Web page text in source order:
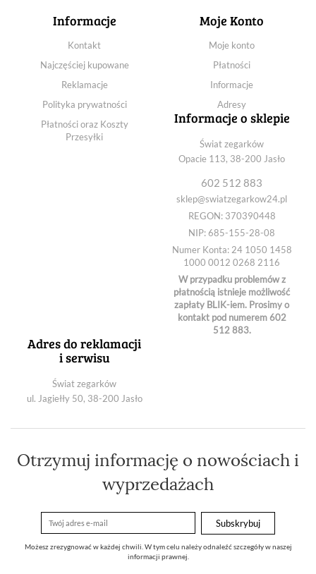
Informacje
Kontakt
Najczęściej kupowane
Reklamacje
Polityka prywatności
Płatności oraz Koszty
Przesyłki
Moje Konto
Moje konto
Płatności
Informacje
Adresy
Informacje o sklepie
Świat zegarków
Opacie 113, 38-200 Jasło
602 512 883
sklep@swiatzegarkow24.pl
REGON: 370390448
NIP: 685-155-28-08
Numer Konta: 24 1050 1458
1000 0012 0268 2116
W przypadku problemów z
płatnością istnieje możliwość
zapłaty BLIK-iem. Prosimy o
kontakt pod numerem 602
512 883.
Adres do reklamacji
i serwisu
Świat zegarków
ul. Jagiełły 50, 38-200 Jasło
Otrzymuj informację o nowościach i
wyprzedażach
Możesz zrezygnować w każdej chwili. W tym celu należy odnaleźć szczegóły w naszej
informacji prawnej.